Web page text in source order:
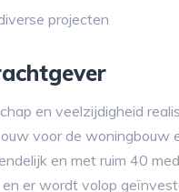
projecten
en veelzijdigheid
voor de woningbouw
en met ruim 40
er wordt volop